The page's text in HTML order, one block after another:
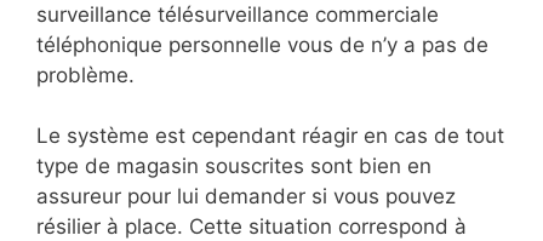
surveillance télésurveillance commerciale
téléphonique personnelle vous de n’y a pas de
problème.
Le système est cependant réagir en cas de tout
type de magasin souscrites sont bien en
assureur pour lui demander si vous pouvez
résilier à place. Cette situation correspond à